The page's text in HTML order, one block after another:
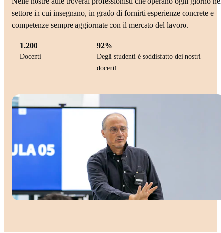
settore in cui insegnano, in grado di fornirti esperienze concrete e
competenze sempre aggiornate con il mercato del lavoro.
1.200
Docenti
92%
Degli studenti è soddisfatto dei nostri
docenti